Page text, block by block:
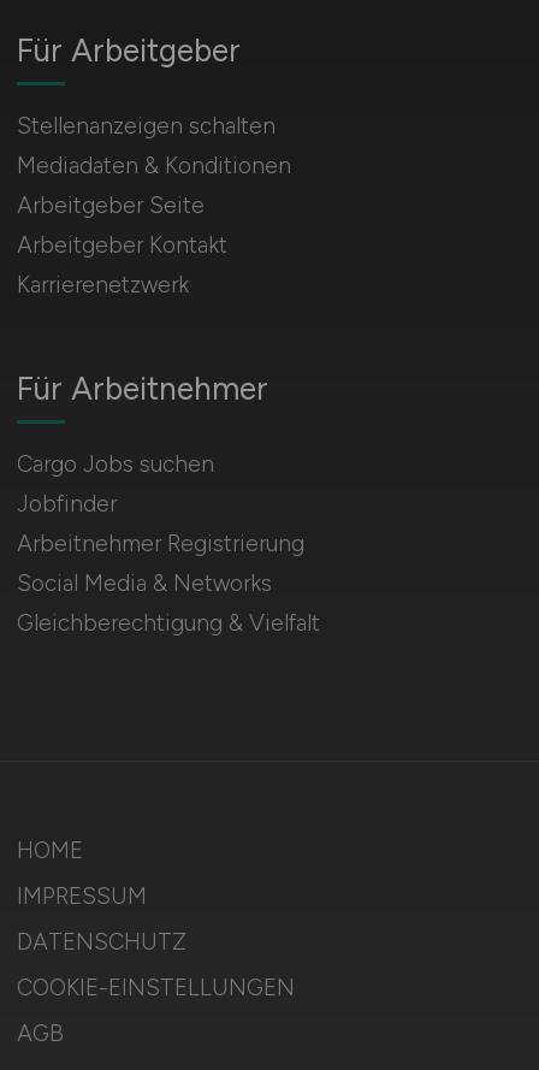
Für Arbeitnehmer
Cargo Jobs suchen
Jobfinder
Arbeitnehmer Registrierung
Social Media & Networks
Gleichberechtigung & Vielfalt
Für Arbeitgeber
Stellenanzeigen schalten
Mediadaten & Konditionen
Arbeitgeber Seite
Arbeitgeber Kontakt
Karrierenetzwerk
HOME
IMPRESSUM
DATENSCHUTZ
COOKIE-EINSTELLUNGEN
AGB